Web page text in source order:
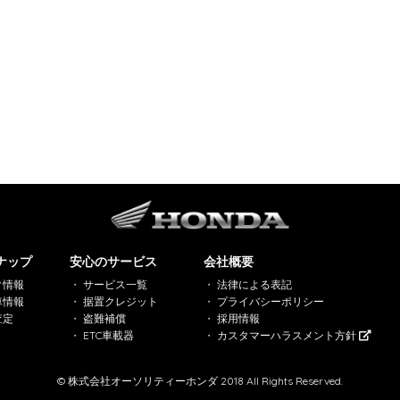
ップ
報
報
安心のサービス
サービス一覧
据置クレジット
盗難補償
ETC車載器
会社概要
法律による表記
プライバシーポリシー
採用情報
カスタマーハラスメント方針
© 株式会社オーソリティーホンダ 2018 All Rights Reserved.